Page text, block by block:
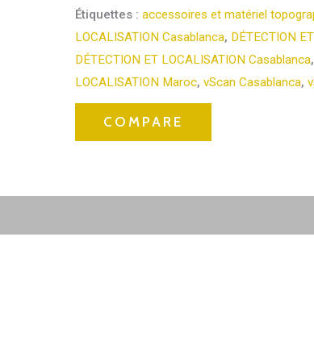
Étiquettes :accessoires et matériel
LOCALISATION Casablanca, DÉTECTION
DÉTECTION ET LOCALISATION Casablanca
LOCALISATION Maroc,vScan Casablanca,
COMPARE